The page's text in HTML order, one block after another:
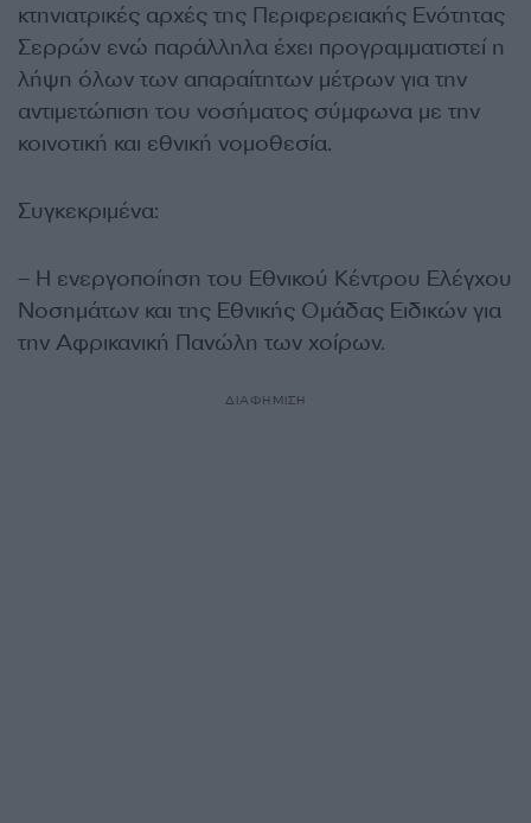
κτηνιατρικές αρχές της Περιφερειακής Ενότητας
Σερρών ενώ παράλληλα έχει προγραμματιστεί η
λήψη όλων των απαραίτητων μέτρων για την
αντιμετώπιση του νοσήματος σύμφωνα με την
κοινοτική και εθνική νομοθεσία.
Συγκεκριμένα:
– Η ενεργοποίηση του Εθνικού Κέντρου Ελέγχου
Νοσημάτων και της Εθνικής Ομάδας Ειδικών για
την Αφρικανική Πανώλη των χοίρων.
ΔΙΑΦΗΜΙΣΗ